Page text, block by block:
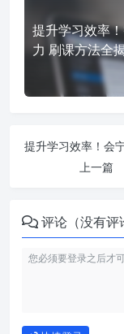
提升学习效率
力 刷课方法全
上一篇
评论（没有评